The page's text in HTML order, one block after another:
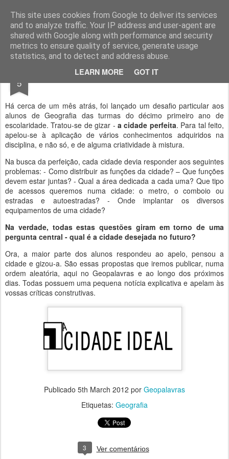
This site uses cookies from Google to deliver its services
and to analyze traffic. Your IP address and user-agent are
shared with Google along with performance and security
metrics to ensure quality of service, generate usage
statistics, and to detect and address abuse.
LEARN MORE GOT IT
Geopalavras
canal800 clique ZapCanal
5 Pensar e construir uma cidade.
Há cerca de um mês atrás, foi lançado um desafio particular aos
alunos de Geografia das turmas do décimo primeiro ano de
escolaridade. Tratou-se de gizar - a cidade perfeita. Para tal feito,
apelou-se à aplicação de vários conhecimentos adquiridos na
disciplina, e não só, e de alguma criatividade à mistura.
Na busca da perfeição, cada cidade devia responder aos seguintes
problemas: - Como distribuir as funções da cidade? – Que funções
devem estar juntas? - Qual a área dedicada a cada uma? Que tipo
de acessos queremos numa cidade: o metro, o comboio ou
estradas e autoestradas? - Onde implantar os diversos
equipamentos de uma cidade?
Na verdade, todas estas questões giram em torno de uma
pergunta central - qual é a cidade desejada no futuro?
Ora, a maior parte dos alunos respondeu ao apelo, pensou a
cidade e gizou-a. São essas propostas que iremos publicar, numa
ordem aleatória, aqui no Geopalavras e ao longo dos próximos
dias. Todas possuem uma pequena notícia explicativa e apelam às
vossas críticas construtivas.
Publicado 5th March 2012 por Geopalavras
Etiquetas: Geografia
3 Ver comentários